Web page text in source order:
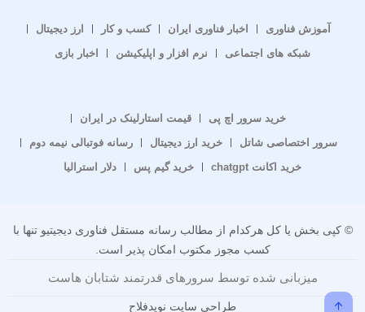
آموزش فناوری اخبار فناوری ایران کسب و کار
ارز دیجیتال
شبکه های اجتماعی
نرم افزار و اپلیکیشن اخبار بازی
خرید سرور اچ پی
قیمت استارلینک در ایران
سرور اختصاصی شاتل
خرید ارز دیجیتال
رسانه فوتبالی نیمه دوم
خرید اکانت chatgpt
خرید گیم پس دلار استرالیا
© کپی بخش یا کل هرکدام از مطالب رسانه مستقل فناوری دیجیتیو تنها با
کسب مجوز مکتوب امکان پذیر است.
میزبانی شده توسط سرورهای قدرتمند شتابان هاست
طراحی سایت نویدفلاح